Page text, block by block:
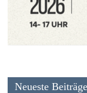
Neueste Beiträge